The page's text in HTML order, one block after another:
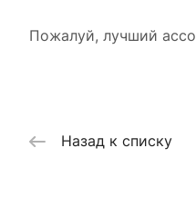
Пожалуй, лучший
Назад к списку